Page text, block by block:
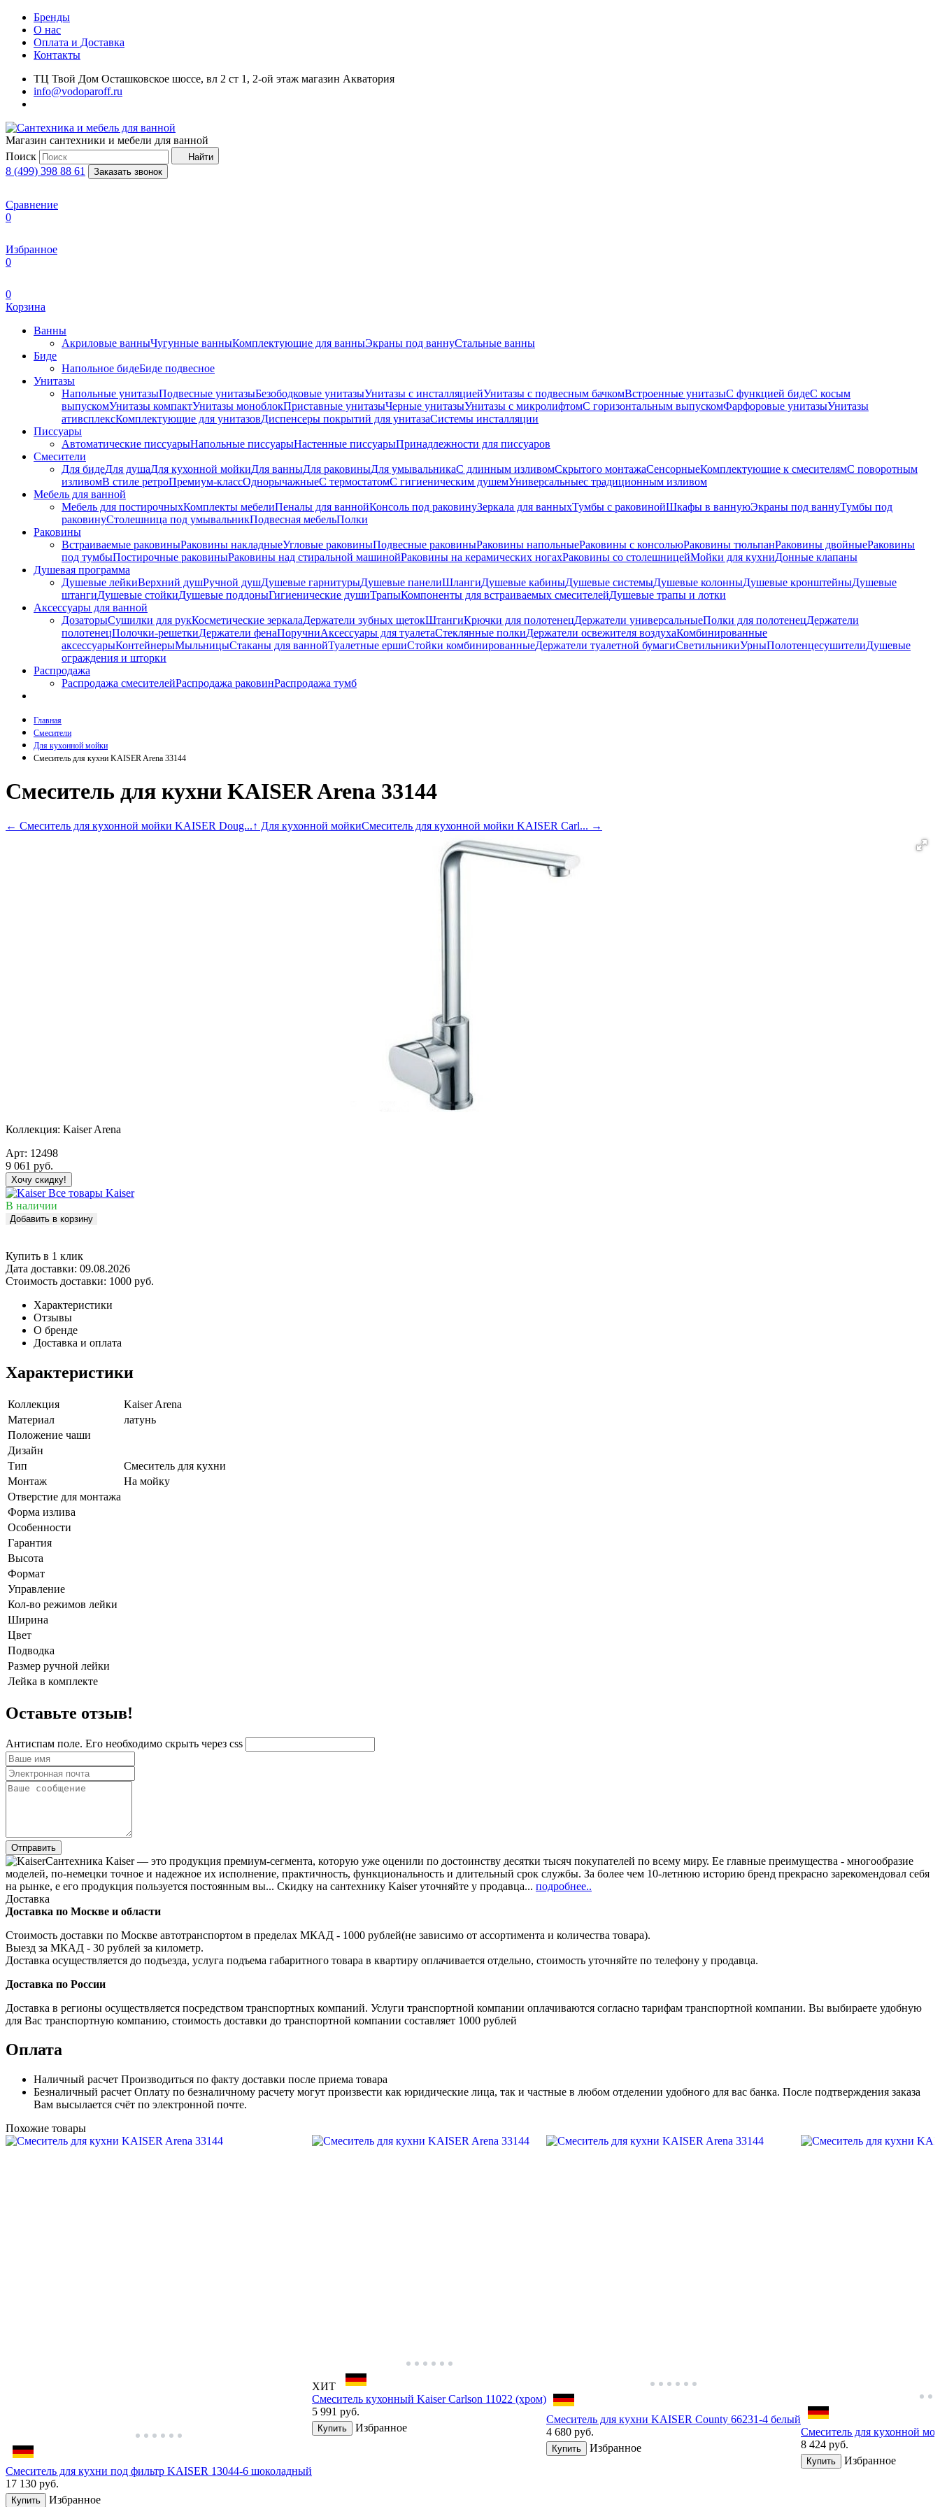
Бренды
О нас
Оплата и Доставка
Контакты
ТЦ Твой Дом Осташковское шоссе, вл 2 ст 1, 2-ой этаж магазин Акватория
info@vodoparoff.ru
Магазин сантехники и мебели для ванной
Поиск
Найти
8 (499) 398 88 61 Заказать звонок
Сравнение
0
Избранное
0
0
Корзина
Ванны
Акриловые ванныЧугунные ванныКомплектующие для ванныЭкраны под ваннуСтальные ванны
Биде
Напольное бидеБиде пoдвеснoе
Унитазы
Напольные унитазыПодвесные унитазыБезободковые унитазыУнитазы с инсталляциейУнитазы с подвесным бачкомВстроенные унитазыС функцией бидеС косым
выпускомУнитазы компактУнитазы моноблокПриставные унитазыЧерные унитазыУнитазы с микролифтомC горизонтальным выпускомФарфоровые унитазыУнитазы
ативсплексКомплектующие для унитазовДиспенсеры покрытий для унитазаСистемы инсталляции
Писсуары
Автоматические писсуарыНапольные писсуарыНастенные писсуарыПринадлежности для писсуаров
Смесители
Для бидеДля душаДля кухонной мойкиДля ванныДля раковиныДля умывальникаС длинным изливомСкрытого монтажаСенсорныеКомплектующие к смесителямС поворотным
изливомВ стиле ретроПремиум-классОднорычажныеС термостатомС гигиеническим душемУниверсальныес традиционным изливом
Мебель для ванной
Мебель для постирочныхКомплекты мебелиПеналы для ваннойКонсоль под раковинуЗеркала для ванныхТумбы с раковинойШкафы в ваннуюЭкраны под ваннуТумбы под
раковинуСтолешница под умывальникПодвесная мебельПолки
Раковины
Встраиваемые раковиныРаковины накладныеУгловые раковиныПодвесные раковиныРаковины напольныеРаковины с консольюРаковины тюльпанРаковины двойныеРаковины
под тумбыПостирочные раковиныРаковины над стиральной машинойРаковины на керамических ногахРаковины со столешницейМойки для кухниДонные клапаны
Душевая программа
Душевые лейкиВерхний душРучной душДушевые гарнитурыДушевые панелиШлангиДушевые кабиныДушевые системыДушевые колонныДушевые кронштейныДушевые
штангиДушевые стойкиДушевые поддоныГигиенические душиТрапыКомпоненты для встраиваемых смесителейДушевые трапы и лотки
Аксессуары для ванной
ДозаторыСушилки для рукКосметические зеркалаДержатели зубных щетокШтангиКрючки для полотенецДержатели универсальныеПолки для полотенецДержатели
полотенецПолочки-решеткиДержатели фенаПоручниАксессуары для туалетаСтеклянные полкиДержатели освежителя воздухаКомбинированные
аксессуарыКонтейнерыМыльницыСтаканы для ваннойТуалетные ершиСтойки комбинированныеДержатели туалетной бумагиСветильникиУрныПолотенцесушителиДушевые
ограждения и шторки
Распродажа
Распродажа смесителейРаспродажа раковинРаспродажа тумб
Главная
Смесители
Для кухонной мойки
Смеситель для кухни KAISER Arena 33144
Смеситель для кухни KAISER Arena 33144
← Смеситель для кухонной мойки KAISER Doug...↑ Для кухонной мойкиСмеситель для кухонной мойки KAISER Carl... →
Коллекция: Kaiser Arena
Арт: 12498
9 061 руб.
Хочу скидку!
Все товары Kaiser
В наличии
Добавить в корзину
Купить в 1 клик
Дата доставки: 09.08.2026
Стоимость доставки: 1000 руб.
Характеристики
Отзывы
О бренде
Доставка и оплата
Характеристики
Коллекция
Kaiser Arena
Материал
латунь
Положение чаши
Дизайн
Тип
Смеситель для кухни
Монтаж
На мойку
Отверстие для монтажа
Форма излива
Особенности
Гарантия
Высота
Формат
Управление
Кол-во режимов лейки
Ширина
Цвет
Подводка
Размер ручной лейки
Лейка в комплекте
Оставьте отзыв!
Антиспам поле. Его необходимо скрыть через css
Сантехника Kaiser — это продукция премиум-сегмента, которую уже оценили по достоинству десятки тысяч покупателей по всему миру. Ее главные преимущества - многообразие
моделей, по-немецки точное и надежное их исполнение, практичность, функциональность и длительный срок службы. За более чем 10-летнюю историю бренд прекрасно зарекомендовал себя
на рынке, е его продукция пользуется постоянным вы... Скидку на сантехнику Kaiser уточняйте у продавца... подробнее..
Доставка
Доставка по Москве и области
Стоимость доставки по Москве автотранспортом в пределах МКАД - 1000 рублей(не зависимо от ассортимента и количества товара).
Выезд за МКАД - 30 рублей за километр.
Доставка осуществляется до подъезда, услуга подъема габаритного товара в квартиру оплачивается отдельно, стоимость уточняйте по телефону у продавца.
Доставка по России
Доставка в регионы осуществляется посредством транспортных компаний. Услуги транспортной компании оплачиваются согласно тарифам транспортной компании. Вы выбираете удобную
для Вас транспортную компанию, стоимость доставки до транспортной компании составляет 1000 рублей
Оплата
Наличный расчет Производиться по факту доставки после приема товара
Безналичный расчет Оплату по безналичному расчету могут произвести как юридические лица, так и частные в любом отделении удобного для вас банка. После подтверждения заказа
Вам высылается счёт по электронной почте.
Похожие товары
Смеситель для кухни под фильтр KAISER 13044-6 шоколадный
17 130 руб.
Купить Избранное
ХИТ
Смеситель кухонный Kaiser Carlson 11022 (хром)
5 991 руб.
Купить Избранное
Смеситель для кухни KAISER County 66231-4 белый
4 680 руб.
Купить Избранное
Смеситель для кухонной
8 424 руб.
Купить Избранное